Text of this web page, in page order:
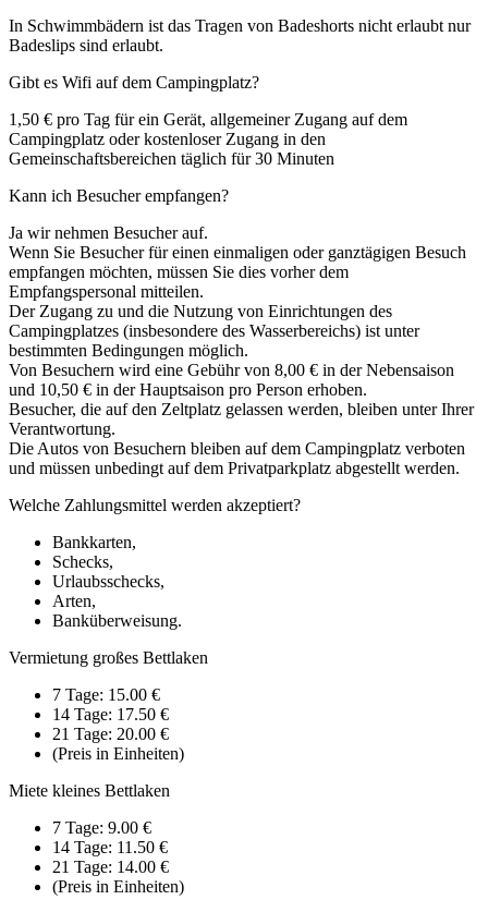
In Schwimmbädern ist das Tragen von Badeshorts nicht erlaubt nur
Badeslips sind erlaubt.
Gibt es Wifi auf dem Campingplatz?
1,50 € pro Tag für ein Gerät, allgemeiner Zugang auf dem
Campingplatz oder kostenloser Zugang in den
Gemeinschaftsbereichen täglich für 30 Minuten
Kann ich Besucher empfangen?
Ja wir nehmen Besucher auf.
Wenn Sie Besucher für einen einmaligen oder ganztägigen Besuch
empfangen möchten, müssen Sie dies vorher dem
Empfangspersonal mitteilen.
Der Zugang zu und die Nutzung von Einrichtungen des
Campingplatzes (insbesondere des Wasserbereichs) ist unter
bestimmten Bedingungen möglich.
Von Besuchern wird eine Gebühr von 8,00 € in der Nebensaison
und 10,50 € in der Hauptsaison pro Person erhoben.
Besucher, die auf den Zeltplatz gelassen werden, bleiben unter Ihrer
Verantwortung.
Die Autos von Besuchern bleiben auf dem Campingplatz verboten
und müssen unbedingt auf dem Privatparkplatz abgestellt werden.
Welche Zahlungsmittel werden akzeptiert?
Bankkarten,
Schecks,
Urlaubsschecks,
Arten,
Banküberweisung.
Vermietung großes Bettlaken
7 Tage: 15.00 €
14 Tage: 17.50 €
21 Tage: 20.00 €
(Preis in Einheiten)
Miete kleines Bettlaken
7 Tage: 9.00 €
14 Tage: 11.50 €
21 Tage: 14.00 €
(Preis in Einheiten)